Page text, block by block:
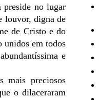
preside no lugar
louvor, digna de
de Cristo e do
unidos em todos
e
mais preciosos
o dilaceraram